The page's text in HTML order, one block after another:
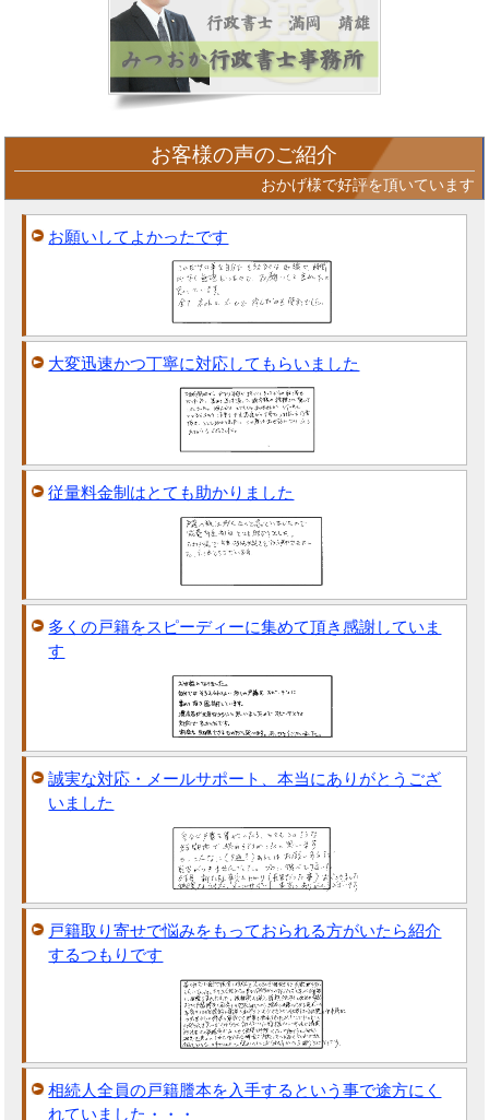
お客様の声のご紹介
おかげ様で好評を頂いています
お願いしてよかったです
大変迅速かつ丁寧に対応してもらいました
従量料金制はとても助かりました
多くの戸籍をスピーディーに集めて頂き感謝していま
す
誠実な対応・メールサポート、本当にありがとうござ
いました
戸籍取り寄せで悩みをもっておられる方がいたら紹介
するつもりです
相続人全員の戸籍謄本を入手するという事で途方にく
れていました・・・